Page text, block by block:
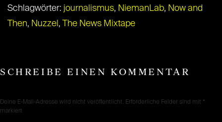
Schlagwörter: journalismus, NiemanLab, Now and
Then, Nuzzel , The News Mixtape
SCHREIBE EINEN KOMMENTAR
Deine E-Mail-Adresse wird nicht veröffentlicht. Erforderliche Felder sind mit *
markiert